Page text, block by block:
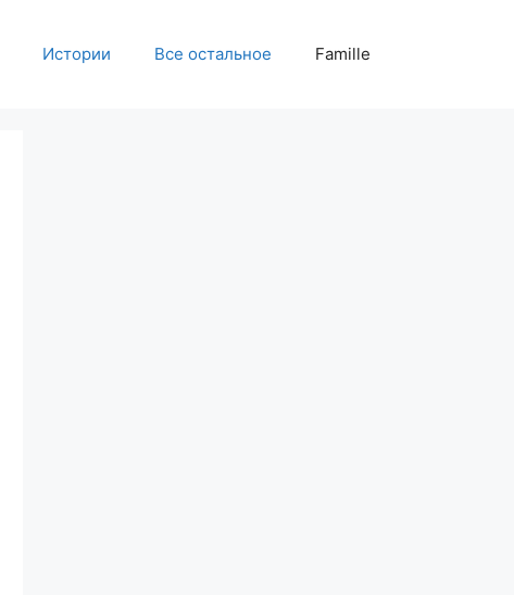
Истории Все остальное Famille